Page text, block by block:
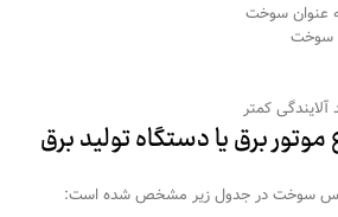
سوخت
کمتر
برق یا دستگاه تولید برق
سوخت در جدول زیر مشخص شده است: